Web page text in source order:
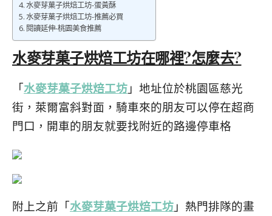
水麥芽菓子烘焙工坊-蛋黃酥
水麥芽菓子烘焙工坊-推薦必買
閱讀延伸-桃園美食推薦
水麥芽菓子烘焙工坊在哪裡?怎麼去?
「水麥芽菓子烘焙工坊 」地址位於桃園區慈光
街，萊爾富斜對面，騎車來的朋友可以停在超商
門口，開車的朋友就要找附近的路邊停車格
附上之前「水麥芽菓子烘焙工坊 」熱門排隊的畫